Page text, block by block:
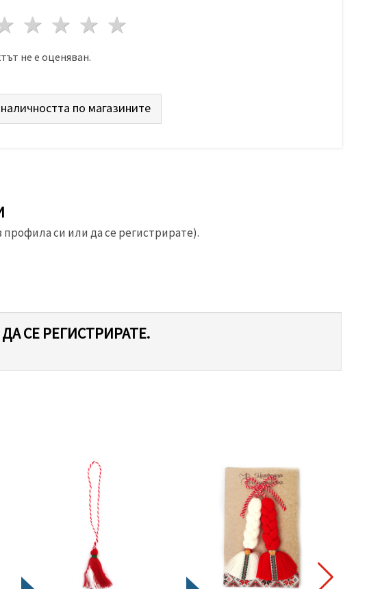
4 звезди
3 звезди
2 звезди
1 звезда
не е оценяван.
по магазините
си или да се регистрирате).
СЕ РЕГИСТРИРАТЕ.